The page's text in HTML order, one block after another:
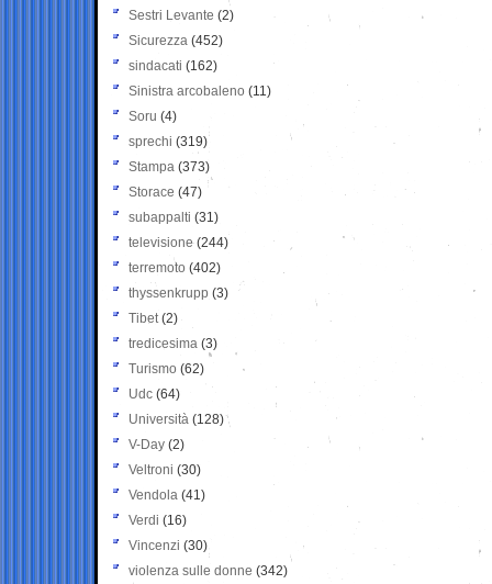
Sestri Levante (2)
Sicurezza (452)
sindacati (162)
Sinistra arcobaleno (11)
Soru (4)
sprechi (319)
Stampa (373)
Storace (47)
subappalti (31)
televisione(244)
terremoto (402)
thyssenkrupp (3)
Tibet(2)
tredicesima (3)
Turismo (62)
Udc (64)
Università (128)
V-Day (2)
Veltroni (30)
Vendola (41)
Verdi (16)
Vincenzi (30)
violenza sulle donne (342)